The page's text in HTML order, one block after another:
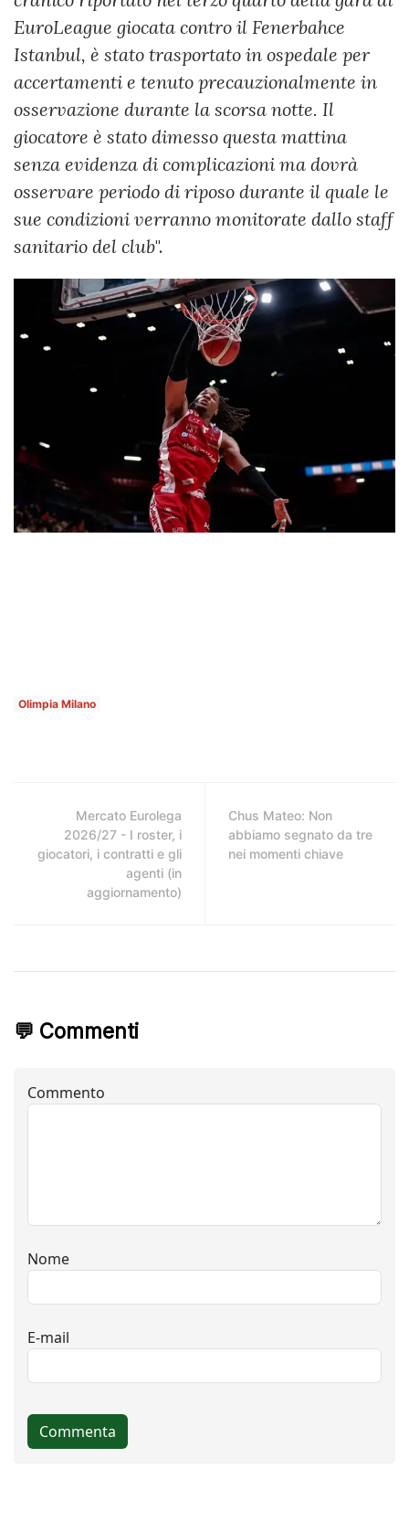
EuroLeague giocata contro il Fenerbahce
Istanbul, è stato trasportato in ospedale per
accertamenti e tenuto precauzionalmente in
osservazione durante la scorsa notte. Il
giocatore è stato dimesso questa mattina
senza evidenza di complicazioni ma dovrà
osservare periodo di riposo durante il quale le
sue condizioni verranno monitorate dallo staff
sanitario del club".
Olimpia Milano
Mercato Eurolega
2026/27 - I roster, i
giocatori, i contratti e gli
agenti (in
aggiornamento)
Chus Mateo: Non
abbiamo segnato da tre
nei momenti chiave
💬 Commenti